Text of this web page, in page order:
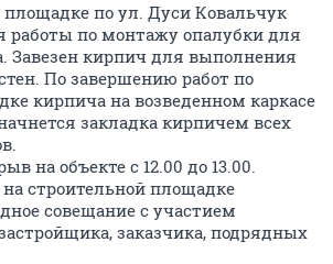
площадке по ул. Дуси Ковальчук
работы по монтажу опалубки для
Завезен кирпич для выполнения
По завершению работ по
кирпича на возведенном каркасе
закладка кирпичем всех
на объекте с 12.00 до 13.00.
строительной площадке
совещание с участием
заказчика, подрядных